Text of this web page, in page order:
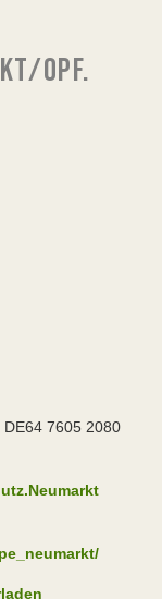
OPF.
7605 2080